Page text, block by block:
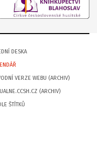
DESKA
VERZE WEBU (ARCHIV)
(ARCHIV)
ŠTÍTKŮ